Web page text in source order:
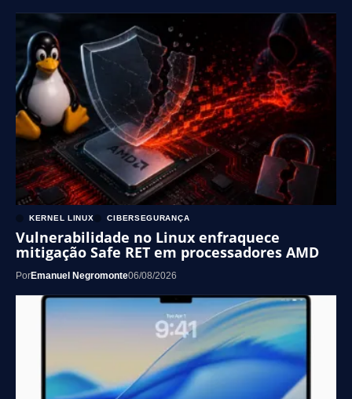
KERNEL LINUX CIBERSEGURANÇA
Vulnerabilidade no Linux enfraquece
mitigação Safe RET em processadores AMD
PorEmanuel Negromonte06/08/2026